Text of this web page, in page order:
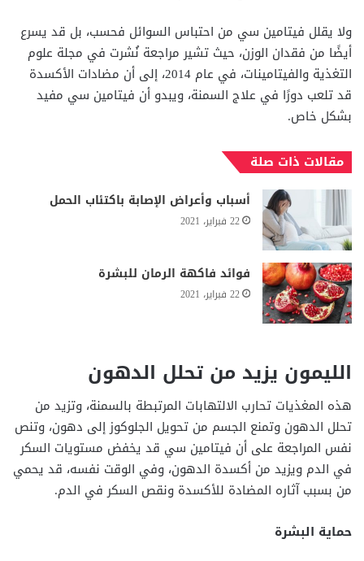
ولا يقلل فيتامين سي من احتباس السوائل فحسب، بل قد يسرع
أيضًا من فقدان الوزن، حيث تشير مراجعة نُشرت في مجلة علوم
التغذية والفيتامينات، في عام 2014، إلى أن مضادات الأكسدة
قد تلعب دورًا في علاج السمنة، ويبدو أن فيتامين سي مفيد
بشكل خاص.
مقالات ذات صلة
أسباب وأعراض الإصابة باكتئاب الحمل
22 فبراير، 2021
فوائد فاكهة الرمان للبشرة
22 فبراير، 2021
الليمون يزيد من تحلل الدهون
هذه المغذيات تحارب الالتهابات المرتبطة بالسمنة، وتزيد من
تحلل الدهون وتمنع الجسم من تحويل الجلوكوز إلى دهون، وتنص
نفس المراجعة على أن فيتامين سي قد يخفض مستويات السكر
في الدم ويزيد من أكسدة الدهون، وفي الوقت نفسه، قد يحمي
من بسبب آثاره المضادة للأكسدة ونقص السكر في الدم.
حماية البشرة